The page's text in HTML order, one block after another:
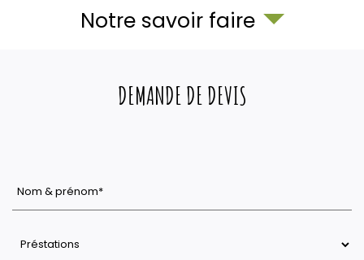
Notre savoir faire
DEMANDE DE DEVIS